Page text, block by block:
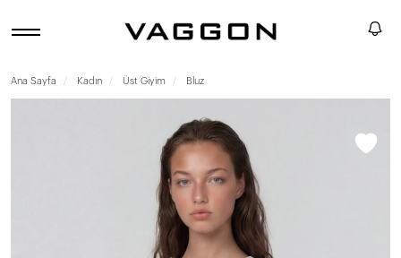
Ana Sayfa Kadın Üst Giyim Bluz